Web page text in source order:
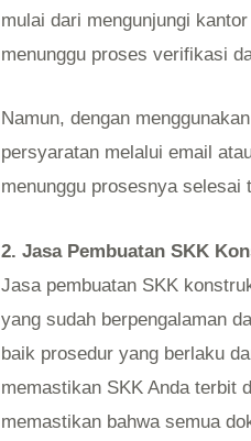
mulai dari mengunjungi
menunggu proses verifikasi
Namun, dengan
persyaratan melalui email
menunggu prosesnya selesai
2. Jasa Pembuatan SKK
Jasa pembuatan SKK
yang sudah berpengalaman
baik prosedur yang berlaku
memastikan SKK Anda terbit
memastikan bahwa semua